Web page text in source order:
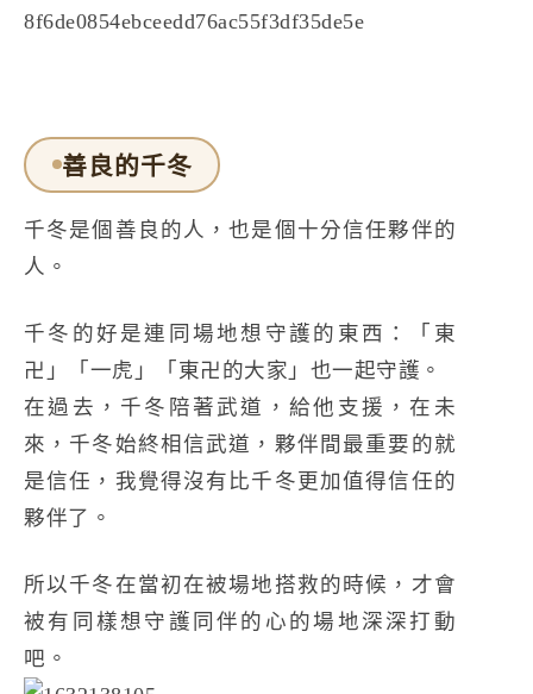
善良的千冬
千冬是個善良的人，也是個十分信任夥伴的
人。
千冬的好是連同場地想守護的東西：「東
卍」「一虎」「東卍的大家」也一起守護。
在過去，千冬陪著武道，給他支援，在未
來，千冬始終相信武道，夥伴間最重要的就
是信任，我覺得沒有比千冬更加值得信任的
夥伴了。
所以千冬在當初在被場地搭救的時候，才會
被有同樣想守護同伴的心的場地深深打動
吧。